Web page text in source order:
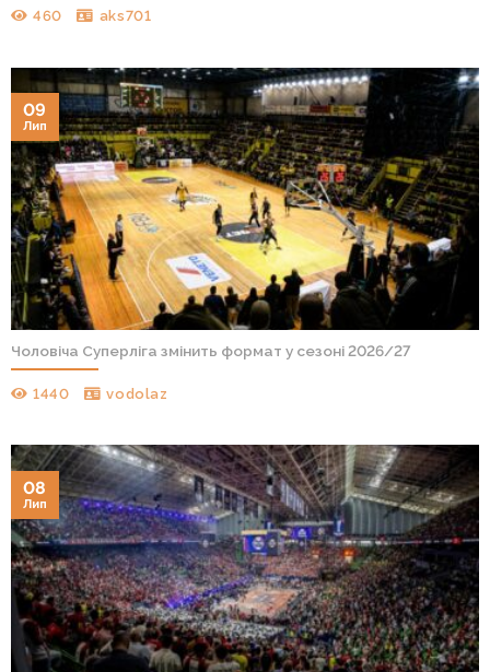
460 aks701
Чоловіча Суперліга змінить формат у сезоні 2026/27
1440 vodolaz
09
Лип
08
Лип